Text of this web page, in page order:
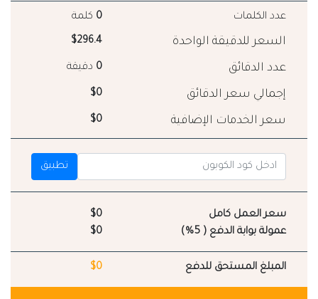
عدد الكلمات 0 كلمة
السعر للدقيقة الواحدة $296.4
عدد الدقائق 0 دقيقة
إجمالي سعر الدقائق $0
سعر الخدمات الإضافية $0
تطبيق
سعر العمل كامل
$0
عمولة بوابة الدفع ( 5%)
$0
المبلغ المستحق للدفع $0